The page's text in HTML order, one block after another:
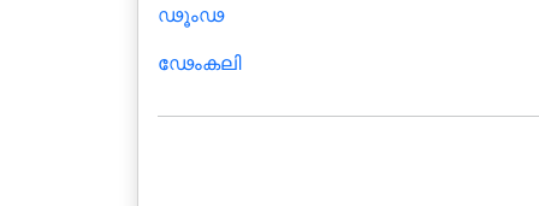
ഢൂംഢ
ഢേംകലി